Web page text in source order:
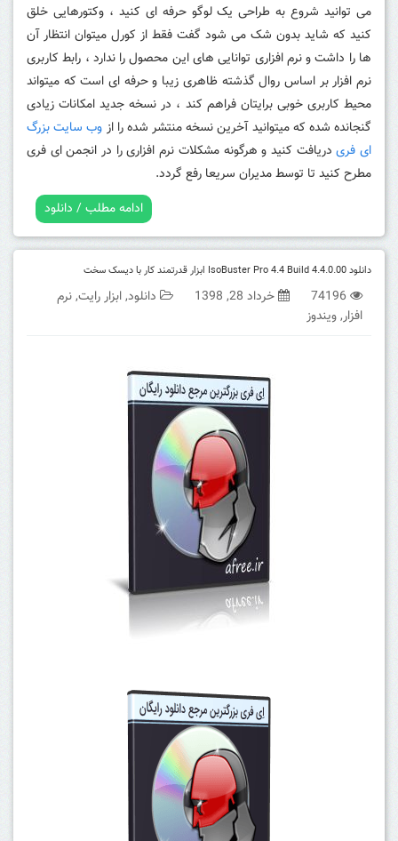
می توانید شروع به طراحی یک لوگو حرفه ای کنید ، وکتورهایی خلق
کنید که شاید بدون شک می شود گفت فقط از کورل میتوان انتظار آن
ها را داشت و نرم افزاری توانایی های این محصول را ندارد ، رابط کاربری
نرم افزار بر اساس روال گذشته ظاهری زیبا و حرفه ای است که میتواند
محیط کاربری خوبی برایتان فراهم کند ، در نسخه جدید امکانات زیادی
گنجانده شده که میتوانید آخرین نسخه منتشر شده را از وب سایت بزرگ
ای فریدریافت کنید و هرگونه مشکلات نرم افزاری را در انجمن ای فری
مطرح کنید تا توسط مدیران سریعا رفع گردد.
ادامه مطلب / دانلود
دانلود IsoBuster Pro 4.4 Build 4.4.0.00 ابزار قدرتمند کار با دیسک سخت
74196 خرداد 28, 1398 دانلود,ابزار رایت,نرم
افزار,ویندوز